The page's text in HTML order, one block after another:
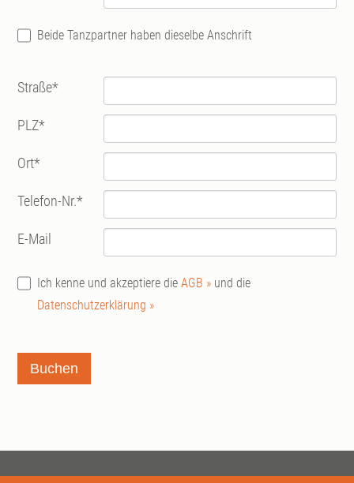
Beide Tanzpartner haben dieselbe Anschrift
Straße*
PLZ*
Ort*
Telefon-Nr.*
E-Mail
Ich kenne und akzeptiere dieAGB » und die
Datenschutzerklärung »
Buchen